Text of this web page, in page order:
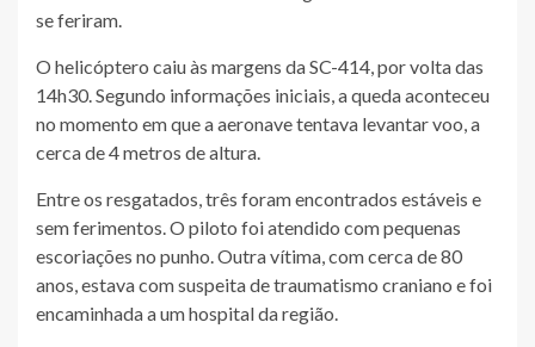
se feriram.
O helicóptero caiu às margens da SC-414, por volta das
14h30. Segundo informações iniciais, a queda aconteceu
no momento em que a aeronave tentava levantar voo, a
cerca de 4 metros de altura.
Entre os resgatados, três foram encontrados estáveis e
sem ferimentos. O piloto foi atendido com pequenas
escoriações no punho. Outra vítima, com cerca de 80
anos, estava com suspeita de traumatismo craniano e foi
encaminhada a um hospital da região.